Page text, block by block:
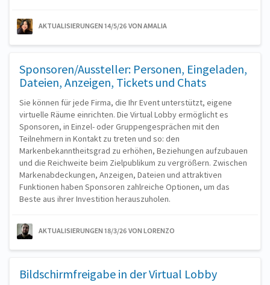
AKTUALISIERUNGEN 14/5/26 VON AMALIA
Sponsoren/Aussteller: Personen, Eingeladen,
Dateien, Anzeigen, Tickets und Chats
Sie können für jede Firma, die Ihr Event unterstützt, eigene
virtuelle Räume einrichten. Die Virtual Lobby ermöglicht es
Sponsoren, in Einzel- oder Gruppengesprächen mit den
Teilnehmern in Kontakt zu treten und so: den
Markenbekanntheitsgrad zu erhöhen, Beziehungen aufzubauen
und die Reichweite beim Zielpublikum zu vergrößern. Zwischen
Markenabdeckungen, Anzeigen, Dateien und attraktiven
Funktionen haben Sponsoren zahlreiche Optionen, um das
Beste aus ihrer Investition herauszuholen.
AKTUALISIERUNGEN 18/3/26 VON LORENZO
Bildschirmfreigabe in der Virtual Lobby